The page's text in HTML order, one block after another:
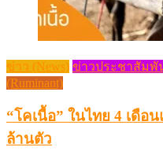
ข่าว (News) ข่าวประชาสัมพัน
(Ruminant)
“โคเนื้อ” ในไทย 4 เดือ
ล้านตัว